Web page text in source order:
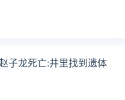
子龙死亡:井里找到遗体